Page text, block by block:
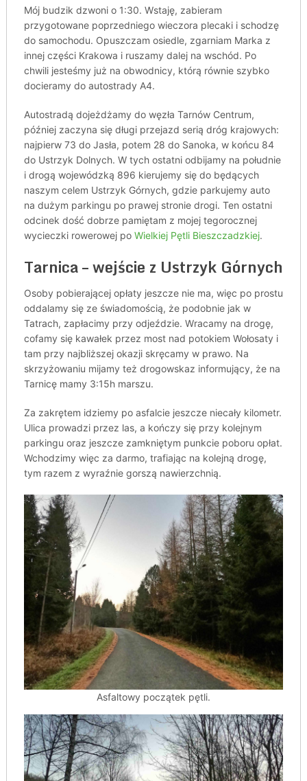
Mój budzik dzwoni o 1:30. Wstaję, zabieram
przygotowane poprzedniego wieczora plecaki i schodzę
do samochodu. Opuszczam osiedle, zgarniam Marka z
innej części Krakowa i ruszamy dalej na wschód. Po
chwili jesteśmy już na obwodnicy, którą równie szybko
docieramy do autostrady A4.
Autostradą dojeżdżamy do węzła Tarnów Centrum,
później zaczyna się długi przejazd serią dróg krajowych:
najpierw 73 do Jasła, potem 28 do Sanoka, w końcu 84
do Ustrzyk Dolnych. W tych ostatni odbijamy na południe
i drogą wojewódzką 896 kierujemy się do będących
naszym celem Ustrzyk Górnych, gdzie parkujemy auto
na dużym parkingu po prawej stronie drogi. Ten ostatni
odcinek dość dobrze pamiętam z mojej tegorocznej
wycieczki rowerowej po Wielkiej Pętli Bieszczadzkiej.
Tarnica – wejście z Ustrzyk Górnych
Osoby pobierającej opłaty jeszcze nie ma, więc po prostu
oddalamy się ze świadomością, że podobnie jak w
Tatrach, zapłacimy przy odjeździe. Wracamy na drogę,
cofamy się kawałek przez most nad potokiem Wołosaty i
tam przy najbliższej okazji skręcamy w prawo. Na
skrzyżowaniu mijamy też drogowskaz informujący, że na
Tarnicę mamy 3:15h marszu.
Za zakrętem idziemy po asfalcie jeszcze niecały kilometr.
Ulica prowadzi przez las, a kończy się przy kolejnym
parkingu oraz jeszcze zamkniętym punkcie poboru opłat.
Wchodzimy więc za darmo, trafiając na kolejną drogę,
tym razem z wyraźnie gorszą nawierzchnią.
Asfaltowy początek pętli.